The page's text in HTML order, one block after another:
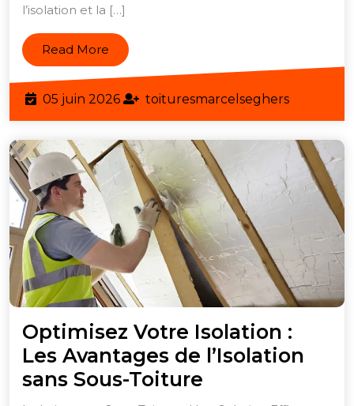
Toiture
de
l’isolation et la […]
Read More Read
More
05 juin 202605
juin
2026
toituresmarcelseghers
Optimisez Votre Isolation :
Les Avantages de l’Isolation
sans Sous-Toiture